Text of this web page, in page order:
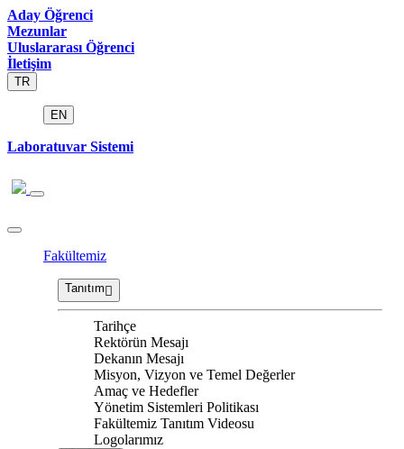
Aday Öğrenci
Mezunlar
Uluslararası Öğrenci
İletişim
TR
EN
Laboratuvar Sistemi
Fakültemiz
Tanıtım
Tarihçe
Rektörün Mesajı
Dekanın Mesajı
Misyon, Vizyon ve Temel Değerler
Amaç ve Hedefler
Yönetim Sistemleri Politikası
Fakültemiz Tanıtım Videosu
Logolarımız